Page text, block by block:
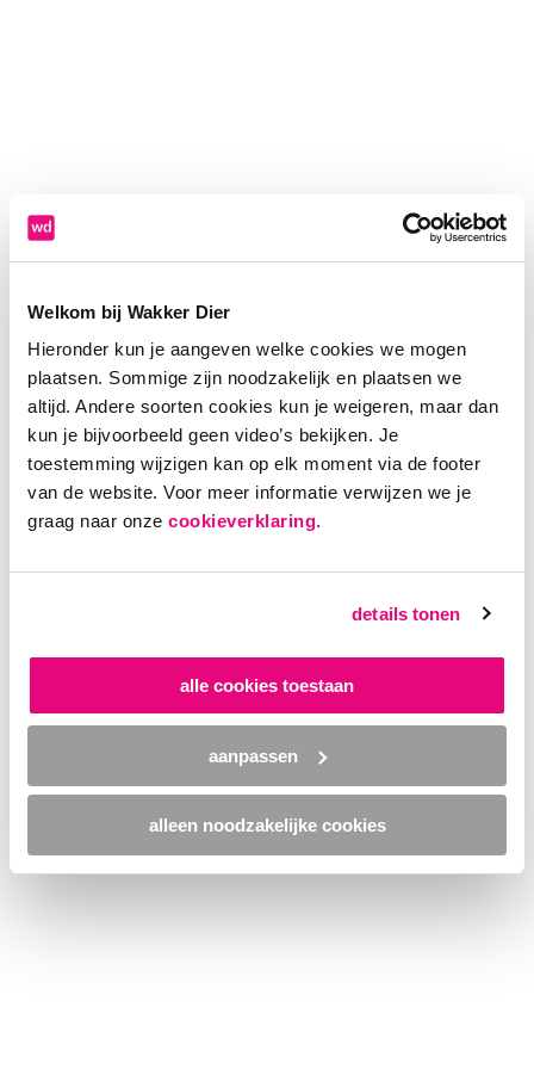
Welkom bij Wakker Dier
Hieronder kun je aangeven welke cookies we mogen
plaatsen. Sommige zijn noodzakelijk en plaatsen we
altijd. Andere soorten cookies kun je weigeren, maar dan
kun je bijvoorbeeld geen video’s bekijken. Je
toestemming wijzigen kan op elk moment via de footer
van de website. Voor meer informatie verwijzen we je
graag naar onze cookieverklaring.
details tonen
alle cookies toestaan
aanpassen
alleen noodzakelijke cookies
Application error: a client-side exception has occurred (see the